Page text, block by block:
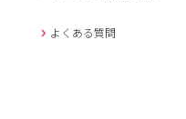
よくある質問